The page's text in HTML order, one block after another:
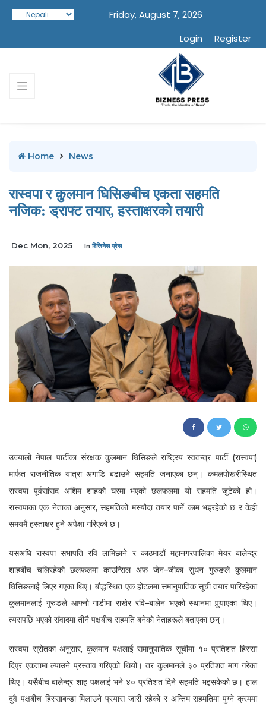
Friday, August 7, 2026
Login
Register
Home News
रास्वपा र कुलमान घिसिङबीच एकता सहमति
नजिक: ड्राफ्ट तयार, हस्ताक्षरको तयारी
Dec Mon, 2025 In बिजिनेस प्रेस
उज्यालो नेपाल पार्टीका संरक्षक कुलमान घिसिङले राष्ट्रिय स्वतन्त्र पार्टी (रास्वपा)
मार्फत राजनीतिक यात्रा अगाडि बढाउने सहमति जनाएका छन्। कमलपोखरीस्थित
रास्वपा पूर्वसांसद अशिम शाहको घरमा भएको छलफलमा यो सहमति जुटेको हो।
रास्वपाका एक नेताका अनुसार, सहमतिको मस्यौदा तयार पार्ने काम भइरहेको छ र केही
समयमै हस्ताक्षर हुने अपेक्षा गरिएको छ।
यसअघि रास्वपा सभापति रवि लामिछाने र काठमाडौं महानगरपालिका मेयर बालेन्द्र
शाहबीच चलिरहेको छलफलमा काउन्सिल अफ जेन–जीका सुधन गुरुङले कुलमान
घिसिङलाई लिएर गएका थिए। बौद्धस्थित एक होटलमा समानुपातिक सूची तयार पारिरहेका
कुलमानलाई गुरुङले आफ्नो गाडीमा राखेर रवि–बालेन भएको स्थानमा पुर्‍याएका थिए।
त्यसपछि भएको संवादमा तीनै पक्षबीच सहमति बनेको नेताहरूले बताएका छन्।
रास्वपा स्रोतका अनुसार, कुलमान पक्षलाई समानुपातिक सूचीमा १० प्रतिशत हिस्सा
दिएर एकतामा ल्याउने प्रस्ताव गरिएको थियो। तर कुलमानले ३० प्रतिशत माग गरेका
थिए। यसैबीच बालेन्द्र शाह पक्षलाई भने ४० प्रतिशत दिने सहमति भइसकेको छ। हाल
दुवै पक्षबीच हिस्साबन्डा मिलाउने प्रयास जारी रहेको र अन्तिम सहमतिमा पुग्ने क्रममा